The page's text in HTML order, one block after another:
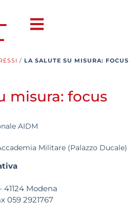
/ LA SALUTE SU MISURA: FOCUS
misura: focus
AIDM
Militare (Palazzo Ducale)
41124 Modena
059 2921767